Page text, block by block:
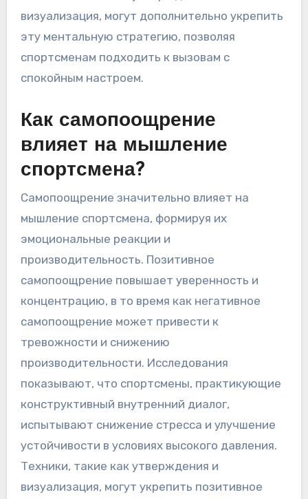
визуализация, могут дополнительно укрепить
эту ментальную стратегию, позволяя
спортсменам подходить к вызовам с
спокойным настроем.
Как самопоощрение
влияет на мышление
спортсмена?
Самопоощрение значительно влияет на
мышление спортсмена, формируя их
эмоциональные реакции и
производительность. Позитивное
самопоощрение повышает уверенность и
концентрацию, в то время как негативное
самопоощрение может привести к
тревожности и снижению
производительности. Исследования
показывают, что спортсмены, практикующие
конструктивный внутренний диалог,
испытывают снижение стресса и улучшение
устойчивости в условиях высокого давления.
Техники, такие как утверждения и
визуализация, могут укрепить позитивное